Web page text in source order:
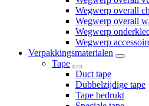
Wegwerp overall
Wegwerp overall
Wegwerp
Wegwerp
Verpakkingsmaterialen
Tape
Duct tape
Dubbelzijdige tape
Tape bedrukt